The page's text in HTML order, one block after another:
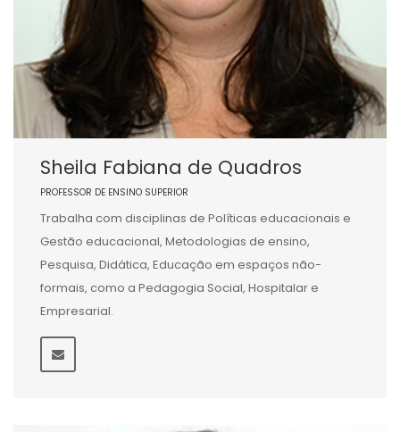
Sheila Fabiana de Quadros
PROFESSOR DE ENSINO SUPERIOR
Trabalha com disciplinas de Políticas educacionais e
Gestão educacional, Metodologias de ensino,
Pesquisa, Didática, Educação em espaços não-
formais, como a Pedagogia Social, Hospitalar e
Empresarial.